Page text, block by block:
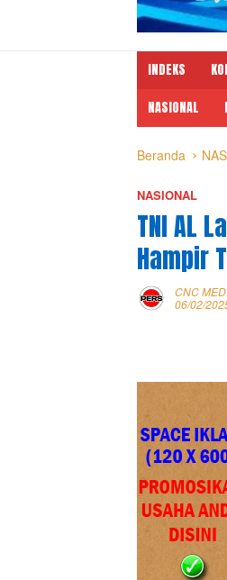
INDEKS
NASIONAL
Beranda
NASIONAL
TNI AL
Hampir
CNC
06/02/